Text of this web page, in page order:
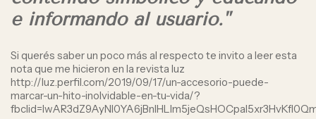
e informando al usuario."
Si querés saber un poco más al respecto te invito a leer esta
nota que me hicieron en la revista luz
http://luz.perfil.com/2019/09/17/un-accesorio-puede-
marcar-un-hito-inolvidable-en-tu-vida/?